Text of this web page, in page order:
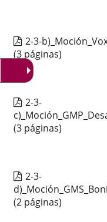
2-3-
(3 páginas)
2-3-
(3 páginas)
2-3-
(2 páginas)